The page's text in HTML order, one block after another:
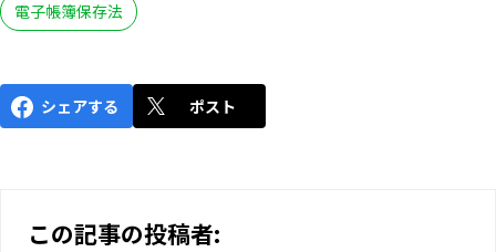
電子帳簿保存法
シェアする ポスト
この記事の投稿者: